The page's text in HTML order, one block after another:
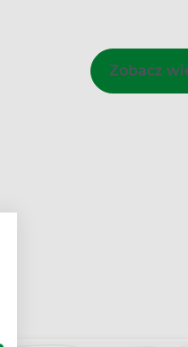
Zobacz